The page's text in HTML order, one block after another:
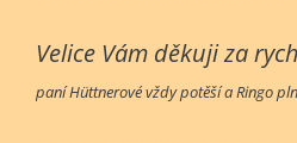
Velice Vám děkuji za
paní Hüttnerové vždy potěší a Ringo